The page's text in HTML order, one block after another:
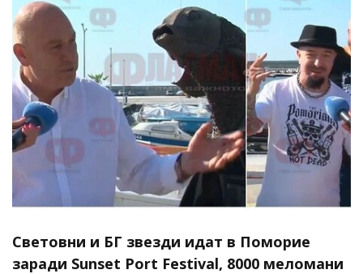
Световни и БГ звезди идат в Поморие
заради Sunset Port Festival, 8000 меломани